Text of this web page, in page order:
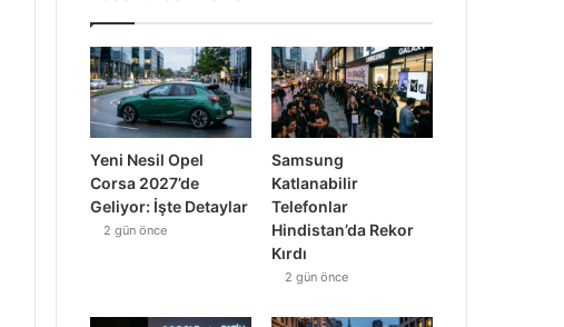
Yeni Nesil Opel
Corsa 2027’de
Geliyor: İşte Detaylar
2 gün önce
Samsung
Katlanabilir
Telefonlar
Hindistan’da Rekor
Kırdı
2 gün önce